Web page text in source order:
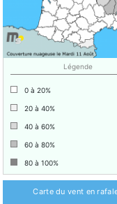
Légende
0 à 20%
20 à 40%
40 à 60%
60 à 80%
80 à 100%
Carte du vent en